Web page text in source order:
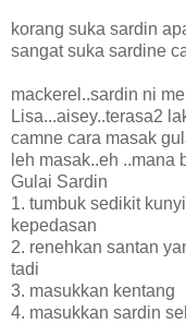
korang suka sardin
sangat suka sardine
mackerel..sardin ni
Lisa...aisey..terasa2
camne cara masak
leh masak..eh ..mana
Gulai Sardin
1. tumbuk sedikit
kepedasan
2. renehkan santan
tadi
3. masukkan kentang
4. masukkan sardin